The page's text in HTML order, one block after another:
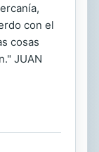
con el
cosas
JUAN